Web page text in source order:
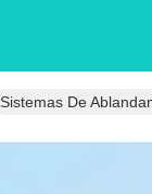
Sistemas De